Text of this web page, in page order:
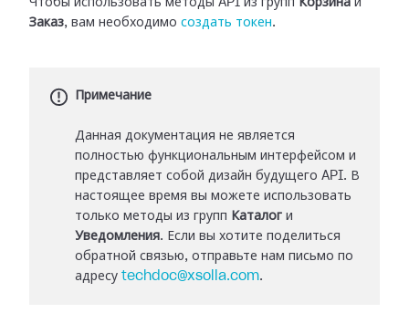
Чтобы использовать методы API из групп Корзина и
Заказ, вам необходимо создать токен.
Примечание
Данная документация не является
полностью функциональным интерфейсом и
представляет собой дизайн будущего API. В
настоящее время вы можете использовать
только методы из групп Каталог и
Уведомления. Если вы хотите поделиться
обратной связью, отправьте нам письмо по
адресу techdoc@xsolla.com.